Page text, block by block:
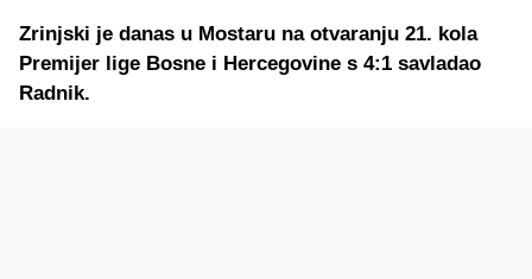
Zrinjski je danas u Mostaru na otvaranju 21. kola
Premijer lige Bosne i Hercegovine s 4:1 savladao
Radnik.